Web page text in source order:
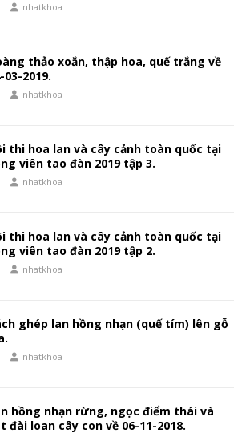
nhatkhoa
thảo xoắn, thập hoa, quế trắng về
03-2019.
nhatkhoa
thi hoa lan và cây cảnh toàn quốc tại
viên tao đàn 2019 tập 3.
nhatkhoa
thi hoa lan và cây cảnh toàn quốc tại
viên tao đàn 2019 tập 2.
nhatkhoa
ghép lan hồng nhạn (quế tím) lên gỗ
nhatkhoa
hồng nhạn rừng, ngọc điểm thái và
đài loan cây con về 06-11-2018.